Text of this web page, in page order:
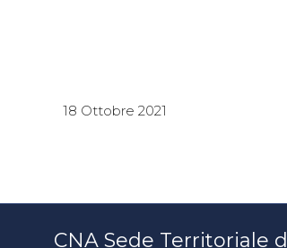
18 Ottobre 2021
CNA Sede Territoriale